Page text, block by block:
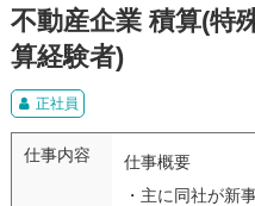
不動産企業 積算(特
算経験者)
正社員
仕事内容
仕事概要
・主に同社が新